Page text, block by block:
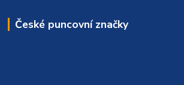
České puncovní značky